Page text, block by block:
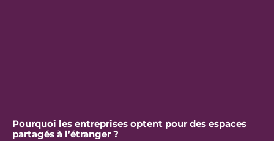
Pourquoi les entreprises optent pour des espaces
partagés à l’étranger ?